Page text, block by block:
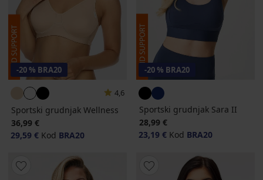
-20 % BRA20
4,6
Sportski grudnjak Wellness
36,99 €
29,59 € Kod BRA20
-20 % BRA20
Sportski grudnjak Sara II
28,99 €
23,19 € Kod BRA20